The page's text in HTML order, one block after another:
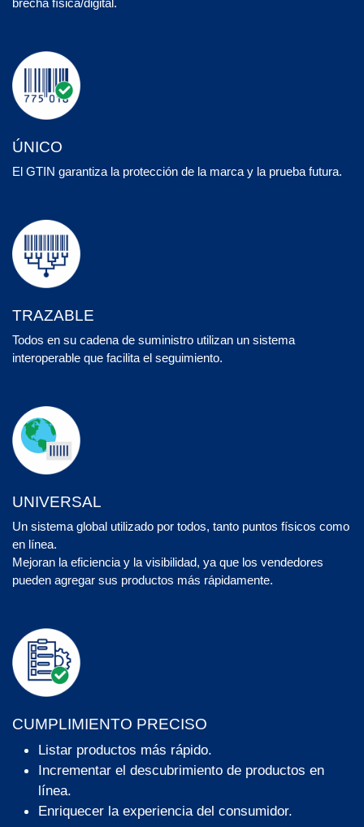
brecha física/digital.
ÚNICO
El GTIN garantiza la protección de la marca y la prueba futura.
TRAZABLE
Todos en su cadena de suministro utilizan un sistema
interoperable que facilita el seguimiento.
UNIVERSAL
Un sistema global utilizado por todos, tanto puntos físicos como
en línea.
Mejoran la eficiencia y la visibilidad, ya que los vendedores
pueden agregar sus productos más rápidamente.
CUMPLIMIENTO PRECISO
Listar productos más rápido.
Incrementar el descubrimiento de productos en
línea.
Enriquecer la experiencia del consumidor.